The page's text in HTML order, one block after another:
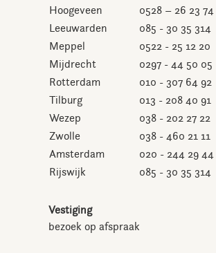
Hoogeveen
0528 – 26 23 74
Leeuwarden
085 - 30 35 314
Meppel
0522 - 25 12 20
Mijdrecht
0297 - 44 50 05
Rotterdam
010 - 307 64 92
Tilburg
013 - 208 40 91
Wezep
038 - 202 27 22
Zwolle
038 - 460 21 11
Amsterdam
020 - 244 29 44
Rijswijk
085 - 30 35 314
Vestiging
bezoek op afspraak